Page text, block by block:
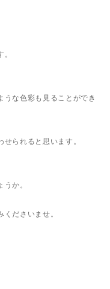
うな色彩も見ることができ
られると思います。
か。
ださいませ。